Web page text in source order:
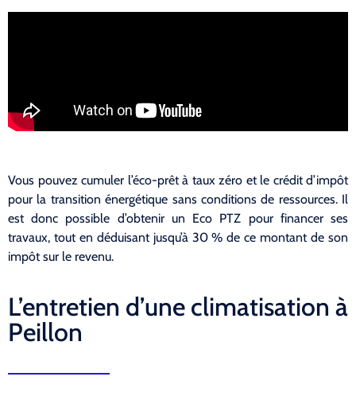
Vous pouvez cumuler l’éco-prêt à taux zéro et le crédit d’impôt
pour la transition énergétique sans conditions de ressources. Il
est donc possible d’obtenir un Eco PTZ pour financer ses
travaux, tout en déduisant jusqu’à 30 % de ce montant de son
impôt sur le revenu.
L’entretien d’une climatisation à
Peillon